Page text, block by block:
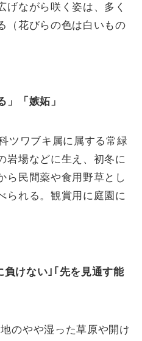
げながら咲く姿は、多く
（花びらの色は白いもの
」「嫉妬」
ワブキ属に属する常緑
岩場などに生え、初冬に
ら民間薬や食用野草とし
られる。観賞用に庭園に
負けない｣｢先を見通す能
のやや湿った草原や開け